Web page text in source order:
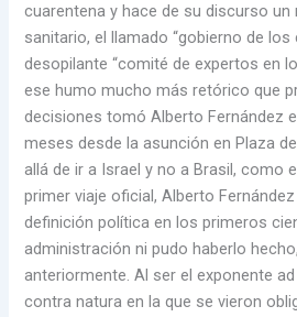
cuarentena y hace de su discurso
sanitario, el llamado “gobierno de los
desopilante “comité de expertos en
ese humo mucho más retórico que
decisiones tomó Alberto Fernández
meses desde la asunción en Plaza
allá de ir a Israel y no a Brasil, como
primer viaje oficial, Alberto
definición política en los primeros
administración ni pudo haberlo
anteriormente. Al ser el exponente
contra natura en la que se vieron